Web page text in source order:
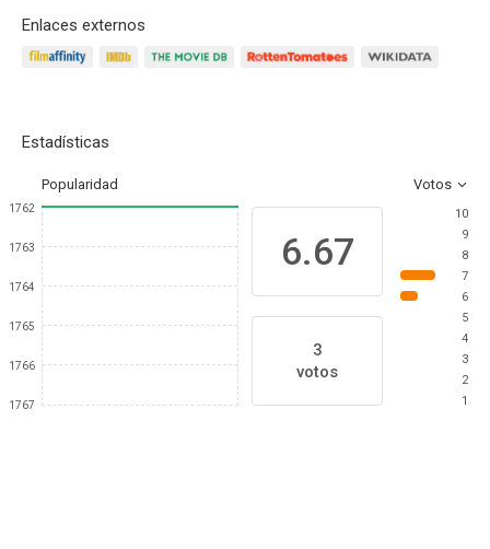
Enlaces externos
Estadísticas
Popularidad Votos
1762
1763
1764
1765
1766
1767
6.67
3
votos
10
9
8
7
6
5
4
3
2
1